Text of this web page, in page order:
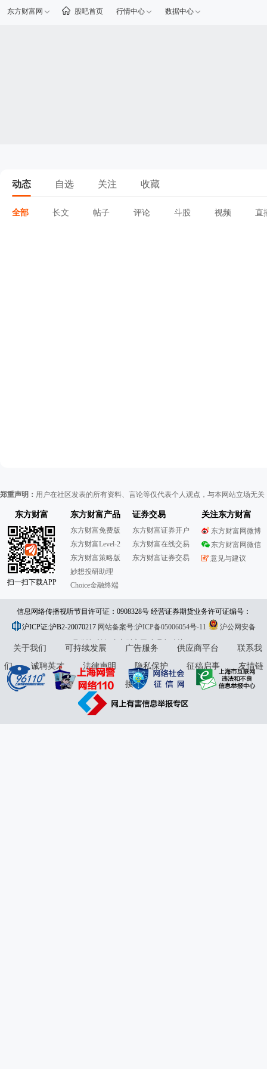
东方财富网 股吧首页 行情中心 数据中心
动态 自选 关注 收藏
全部 长文 帖子 评论 斗股 视频 直
郑重声明： 用户在社区发表的所有资料、言论等仅代表个人观点，与本网站立场无
东方财富
扫一扫下载APP
东方财富产品
东方财富免费版
东方财富Level-2
东方财富策略版
妙想投研助理
Choice金融终端
证券交易
东方财富证券开户
东方财富在线交易
东方财富证券交易
关注东方财富
东方财富网微博
东方财富网微信
意见与建议
信息网络传播视听节目许可证：0908328号 经营证券期货业务许可证编号：
913101046312860336 违法和不良信息举报:021-61278686 举报邮箱：
jubao@eastmoney.com
沪ICP证:沪B2-20070217 网站备案号:沪ICP备05006054号-11
沪公网安备
31010402000120号版权所有:东方财富网意见与建议:4000300059/952500
关于我们 可持续发展 广告服务 供应商平台
联系我
们
诚聘英才 法律声明 隐私保护 征稿启事
友情链
接